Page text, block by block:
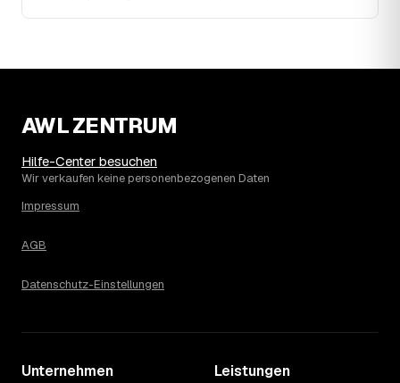
2023. Eine Prognose lässt sich daraus nicht ableiten,
davon, wie sich der Markt weiterentwickelt.
Die Spanne ergibt sich vor allem aus Menge und
eher am unteren Ende, eine voll möblierte Wohnung mit
Etage ohne Aufzug oder viel Sperrmüll eher am oberen.
Auch anrechenbare Wertgegenstände oder ein hoher
Betrag für Ihren Fall erfahren Sie erst nach einer kurzen,
AWL ZENTRUM
Hilfe-Center besuchen
Wir verkaufen keine personenbezogenen Daten
Impressum
AGB
Datenschutz-Einstellungen
Unternehmen Leistungen